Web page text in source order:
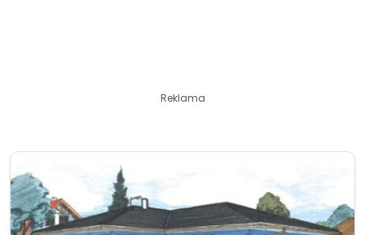
Reklama